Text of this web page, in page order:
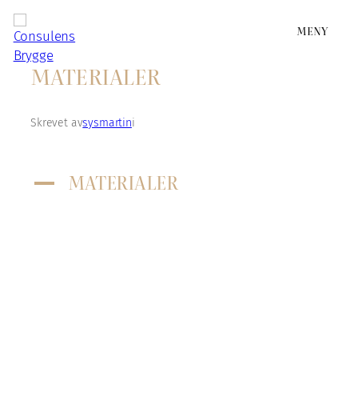
Hopp
til
innhold
MENY
MATERIALER
Skrevet avsysmartini
A MATERIALER